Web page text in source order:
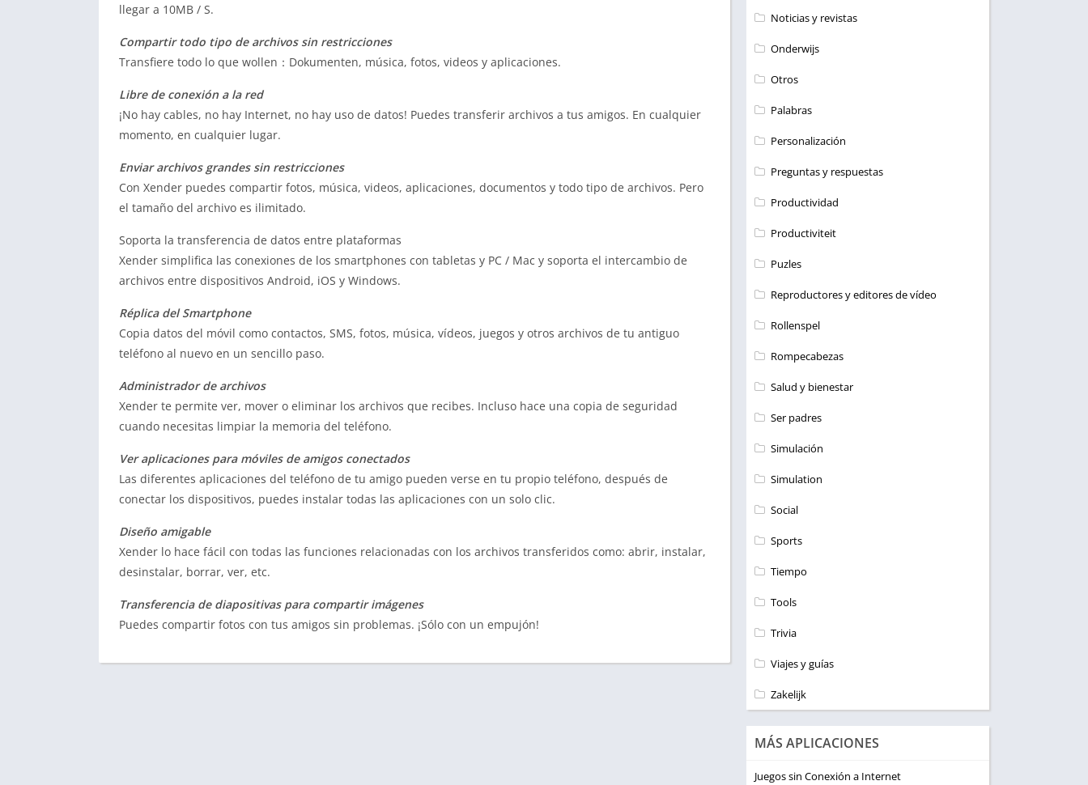
llegar a 10MB / S.
Compartir todo tipo de archivos sin restricciones
Transfiere todo lo que wollen：Dokumenten, música, fotos, videos y aplicaciones.
Libre de conexión a la red
¡No hay cables, no hay Internet, no hay uso de datos! Puedes transferir archivos a tus amigos. En cualquier
momento, en cualquier lugar.
Enviar archivos grandes sin restricciones
Con Xender puedes compartir fotos, música, videos, aplicaciones, documentos y todo tipo de archivos. Pero
el tamaño del archivo es ilimitado.
Soporta la transferencia de datos entre plataformas
Xender simplifica las conexiones de los smartphones con tabletas y PC / Mac y soporta el intercambio de
archivos entre dispositivos Android, iOS y Windows.
Réplica del Smartphone
Copia datos del móvil como contactos, SMS, fotos, música, vídeos, juegos y otros archivos de tu antiguo
teléfono al nuevo en un sencillo paso.
Administrador de archivos
Xender te permite ver, mover o eliminar los archivos que recibes. Incluso hace una copia de seguridad
cuando necesitas limpiar la memoria del teléfono.
Ver aplicaciones para móviles de amigos conectados
Las diferentes aplicaciones del teléfono de tu amigo pueden verse en tu propio teléfono, después de
conectar los dispositivos, puedes instalar todas las aplicaciones con un solo clic.
Diseño amigable
Xender lo hace fácil con todas las funciones relacionadas con los archivos transferidos como: abrir, instalar,
desinstalar, borrar, ver, etc.
Transferencia de diapositivas para compartir imágenes
Puedes compartir fotos con tus amigos sin problemas. ¡Sólo con un empujón!
Noticias y revistas
Onderwijs
Otros
Palabras
Personalización
Preguntas y respuestas
Productividad
Productiviteit
Puzles
Reproductores y editores de vídeo
Rollenspel
Rompecabezas
Salud y bienestar
Ser padres
Simulación
Simulation
Social
Sports
Tiempo
Tools
Trivia
Viajes y guías
Zakelijk
MÁS APLICACIONES
Juegos sin Conexión a Internet